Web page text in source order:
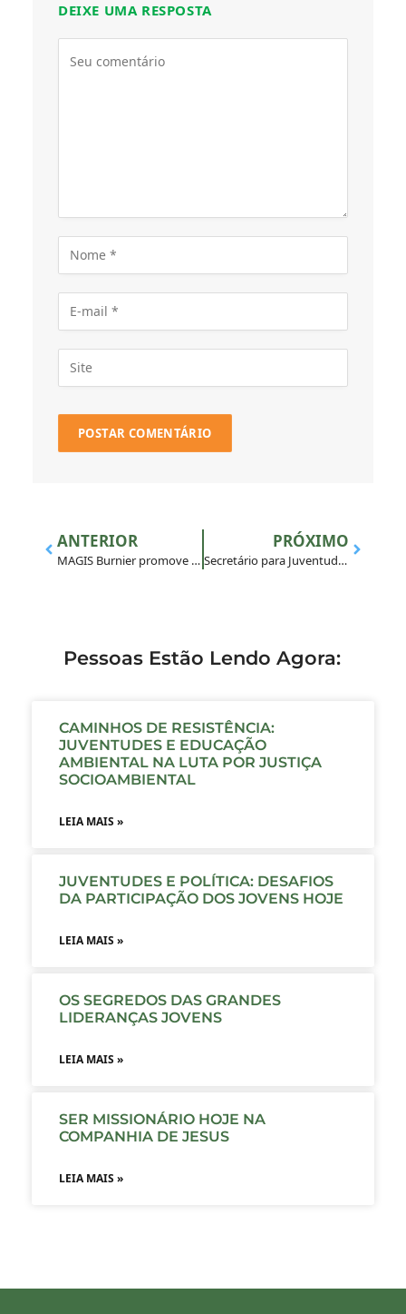
DEIXE UMA RESPOSTA
ANTERIOR
MAGIS Burnier promove EEJ em Porto Nacional/TO
PRÓXIMO
Secretário para Juventude e Vocações encontra-se com reitor da UNISINOS
Pessoas Estão Lendo Agora:
CAMINHOS DE RESISTÊNCIA:
JUVENTUDES E EDUCAÇÃO
AMBIENTAL NA LUTA POR JUSTIÇA
SOCIOAMBIENTAL
LEIA MAIS »
JUVENTUDES E POLÍTICA: DESAFIOS
DA PARTICIPAÇÃO DOS JOVENS HOJE
LEIA MAIS »
OS SEGREDOS DAS GRANDES
LIDERANÇAS JOVENS
LEIA MAIS »
SER MISSIONÁRIO HOJE NA
COMPANHIA DE JESUS
LEIA MAIS »